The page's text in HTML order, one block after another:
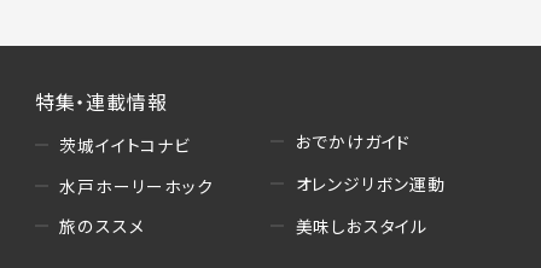
特集・連載情報
茨城イイトコナビ
水戸ホーリーホック
旅のススメ
おでかけガイド
オレンジリボン運動
美味しおスタイル